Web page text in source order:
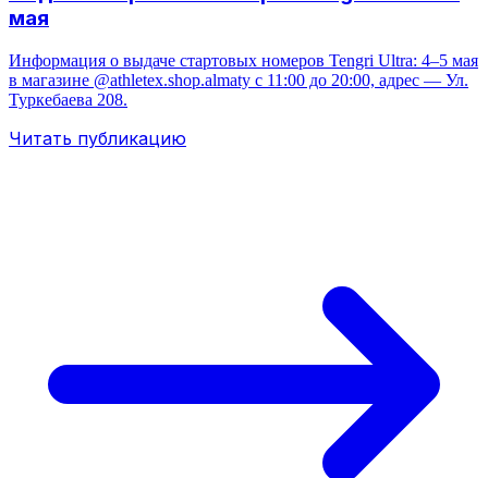
мая
Информация о выдаче стартовых номеров Tengri Ultra: 4–5 мая
в магазине @athletex.shop.almaty с 11:00 до 20:00, адрес — Ул.
Туркебаева 208.
Читать публикацию